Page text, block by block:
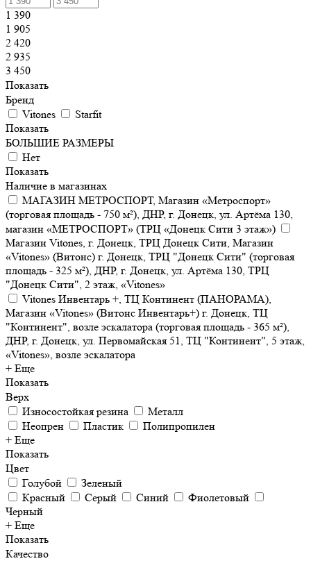
1 390
1 905
2 420
2 935
3 450
Показать
Бренд
Vitones
Starfit
Показать
БОЛЬШИЕ РАЗМЕРЫ
Нет
Показать
Наличие в магазинах
МАГАЗИН МЕТРОСПОРТ, Магазин «Метроспорт»
(торговая площадь - 750 м²), ДНР, г. Донецк, ул. Артёма 130,
магазин «МЕТРОСПОРТ» (ТРЦ «Донецк Сити 3 этаж»)
Магазин Vitones, г. Донецк, ТРЦ Донецк Сити, Магазин
«Vitones» (Витонс) г. Донецк, ТРЦ "Донецк Сити" (торговая
площадь - 325 м²), ДНР, г. Донецк, ул. Артёма 130, ТРЦ
"Донецк Сити", 2 этаж, «Vitones»
Vitones Инвентарь +, ТЦ Континент (ПАНОРАМА),
Магазин «Vitones» (Витонс Инвентарь+) г. Донецк, ТЦ
"Континент", возле эскалатора (торговая площадь - 365 м²),
ДНР, г. Донецк, ул. Первомайская 51, ТЦ "Континент", 5 этаж,
«Vitones», возле эскалатора
+ Еще
Показать
Верх
Износостойкая резина
Металл
Неопрен
Пластик
Полипропилен
+ Еще
Показать
Цвет
Голубой
Зеленый
Красный
Серый Синий
Фиолетовый
Черный
+ Еще
Показать
Качество